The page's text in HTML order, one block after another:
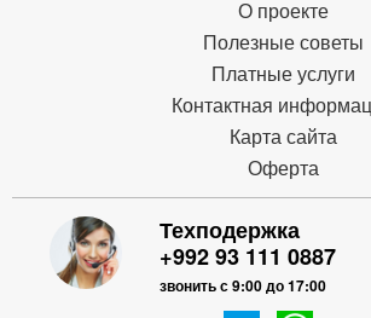
О проекте
Полезные советы
Платные услуги
Контактная
Карта сайта
Оферта
Техподержка
+992 93 111 0887
звонить с 9:00 до 17:00